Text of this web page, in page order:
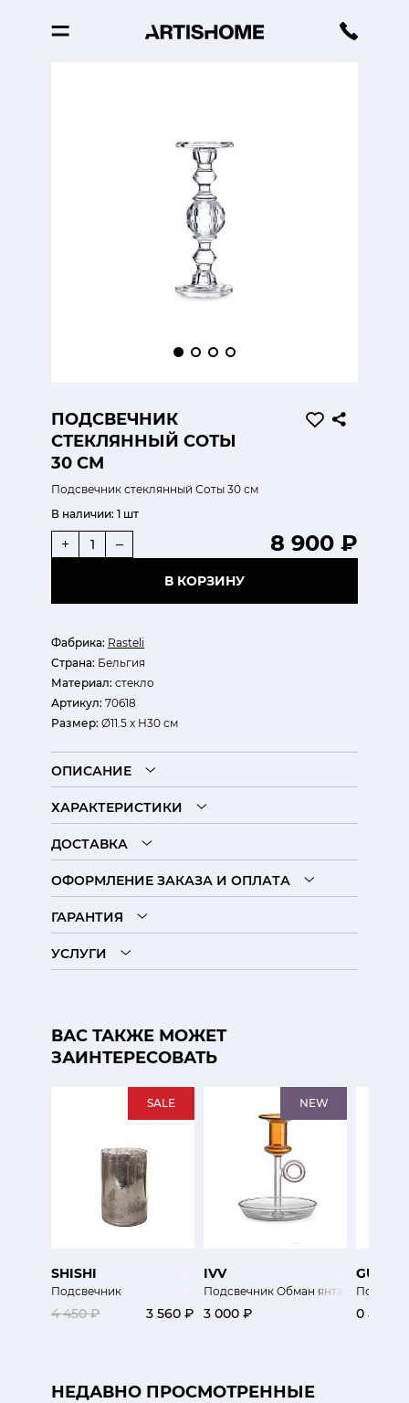
ПОДСВЕЧНИК
СТЕКЛЯННЫЙ СОТЫ
30 СМ
Подсвечник стеклянный Соты 30 см
Фабрика: Rasteli
Страна: Бельгия
Материал: стекло
Артикул: 70618
Размер: Ø11.5 х H30 см
В наличии: 1 шт
8 900 ₽
+ –
В КОРЗИНУ
ОПИСАНИЕ
ХАРАКТЕРИСТИКИ
ДОСТАВКА
ОФОРМЛЕНИЕ ЗАКАЗА И ОПЛАТА
ГАРАНТИЯ
УСЛУГИ
ВАС ТАКЖЕ МОЖЕТ
ЗАИНТЕРЕСОВАТЬ
SALE
SHISHI
Подсвечник
4 450 ₽ 3 560 ₽
NEW
IVV
Подсвечник Обман янтарный
3 000 ₽
GUAXS
0 ₽
НЕДАВНО ПРОСМОТРЕННЫЕ